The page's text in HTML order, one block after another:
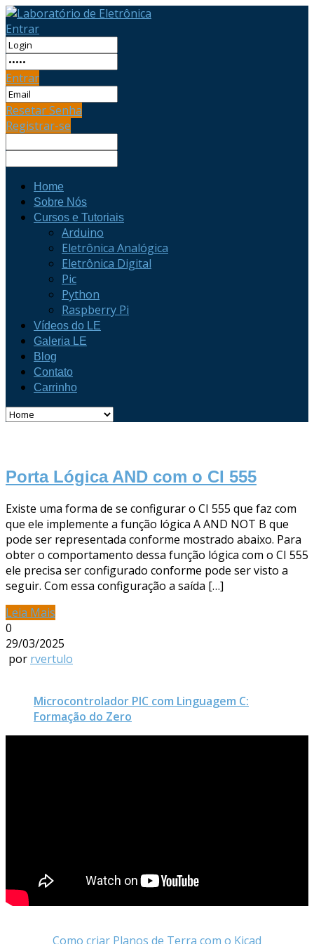
Entrar
Entrar
Resetar Senha
Registrar-se
Home
Sobre Nós
Cursos e Tutoriais
Arduino
Eletrônica Analógica
Eletrônica Digital
Pic
Python
Raspberry Pi
Vídeos do LE
Galeria LE
Blog
Contato
Carrinho
Porta Lógica AND com o CI 555
Existe uma forma de se configurar o CI 555 que faz com
que ele implemente a função lógica A AND NOT B que
pode ser representada conforme mostrado abaixo. Para
obter o comportamento dessa função lógica com o CI 555
ele precisa ser configurado conforme pode ser visto a
seguir. Com essa configuração a saída […]
Leia Mais
0
29/03/2025
por rvertulo
Microcontrolador PIC com Linguagem C:
Formação do Zero
Como criar Planos de Terra com o Kicad